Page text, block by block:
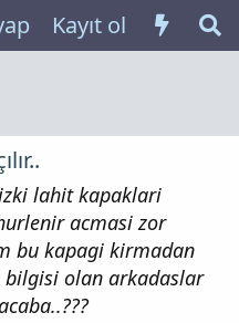
Kayıt ol
lahit kapaklari
acmasi zor
bu kapagi kirmadan
olan arkadaslar